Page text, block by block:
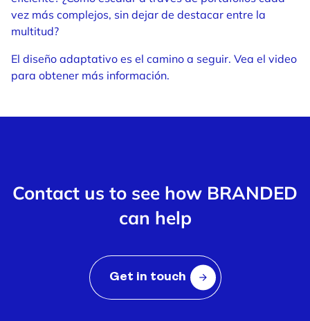
vez más complejos, sin dejar de destacar entre la
multitud?
El diseño adaptativo es el camino a seguir. Vea el video
para obtener más información.
Contact us to see how BRANDED
can help
Get in touch